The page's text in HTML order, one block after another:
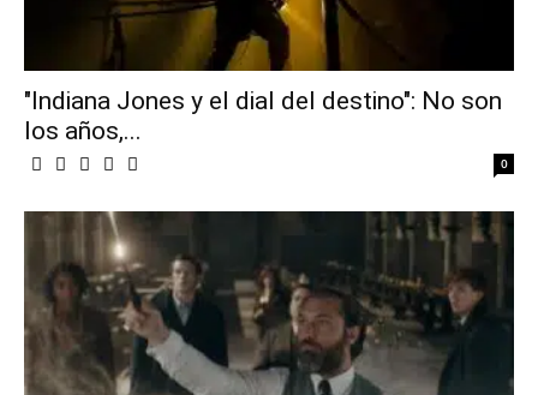
"Indiana Jones y el dial del destino": No son
los años,...
0